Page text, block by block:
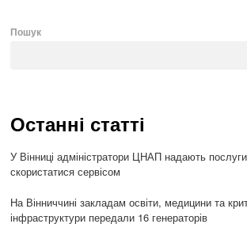
Пошук
Останні статті
У Вінниці адміністратори ЦНАП надають
скористатися сервісом
На Вінниччині закладам освіти, медицини та
інфраструктури передали 16 генераторів